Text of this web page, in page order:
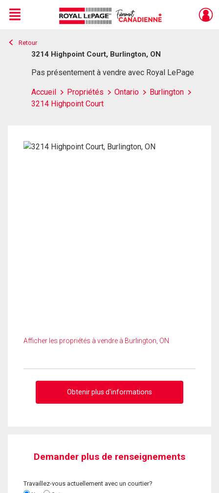
Live
En Direct
Menu
Retour
3214 Highpoint Court, Burlington, ON
Pas présentement à vendre avec Royal LePage
Accueil Propriétés Ontario
Burlington
3214 Highpoint Court
Afficher les propriétés à vendre à Burlington, ON
Obtenir plus d'informations
Demander plus de renseignements
Travaillez-vous actuellement avec un courtier?